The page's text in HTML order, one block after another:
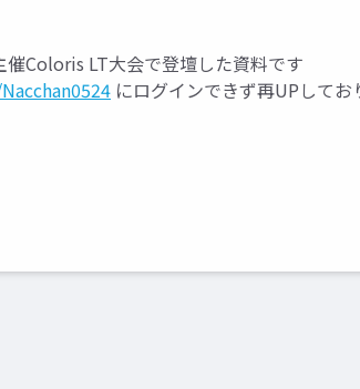
Coloris LT大会で登壇した資料です
にログインできず再UPしてお